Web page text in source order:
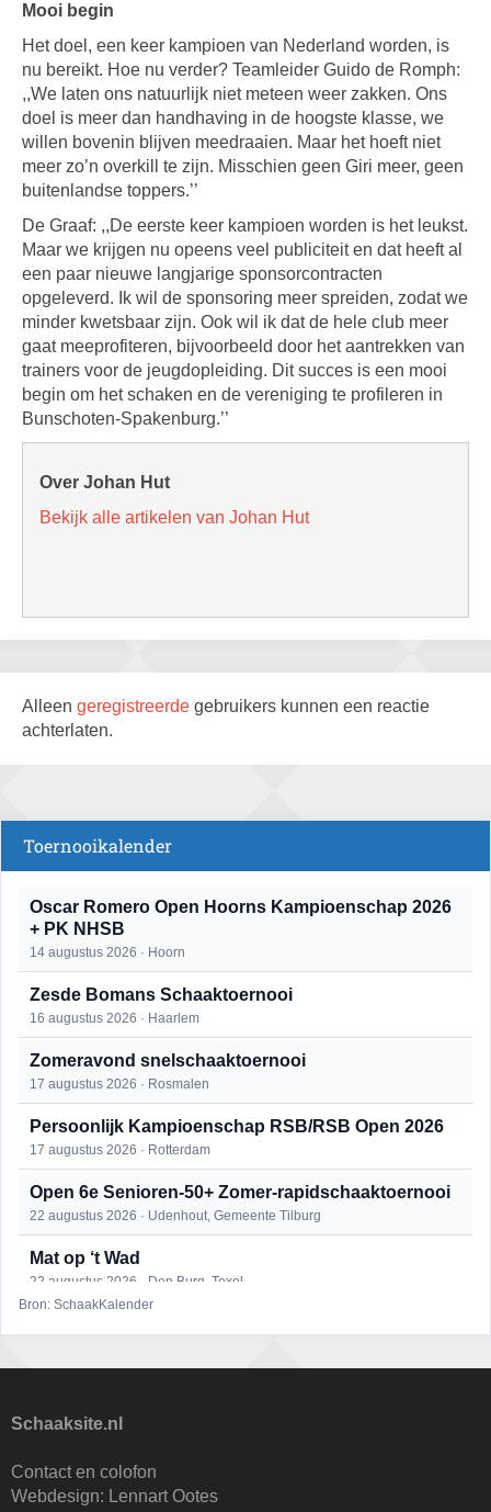
Mooi begin
Het doel, een keer kampioen van Nederland worden, is
nu bereikt. Hoe nu verder? Teamleider Guido de Romph:
,,We laten ons natuurlijk niet meteen weer zakken. Ons
doel is meer dan handhaving in de hoogste klasse, we
willen bovenin blijven meedraaien. Maar het hoeft niet
meer zo’n overkill te zijn. Misschien geen Giri meer, geen
buitenlandse toppers.’’
De Graaf: ,,De eerste keer kampioen worden is het leukst.
Maar we krijgen nu opeens veel publiciteit en dat heeft al
een paar nieuwe langjarige sponsorcontracten
opgeleverd. Ik wil de sponsoring meer spreiden, zodat we
minder kwetsbaar zijn. Ook wil ik dat de hele club meer
gaat meeprofiteren, bijvoorbeeld door het aantrekken van
trainers voor de jeugdopleiding. Dit succes is een mooi
begin om het schaken en de vereniging te profileren in
Bunschoten-Spakenburg.’’
Over Johan Hut
Bekijk alle artikelen van Johan Hut
Alleen geregistreerde gebruikers kunnen een reactie
achterlaten.
Toernooikalender
Oscar Romero Open Hoorns Kampioenschap 2026
+ PK NHSB
14 augustus 2026 · Hoorn
Zesde Bomans Schaaktoernooi
16 augustus 2026 · Haarlem
Zomeravond snelschaaktoernooi
17 augustus 2026 · Rosmalen
Persoonlijk Kampioenschap RSB/RSB Open 2026
17 augustus 2026 · Rotterdam
Open 6e Senioren-50+ Zomer-rapidschaaktoernooi
22 augustus 2026 · Udenhout, Gemeente Tilburg
Mat op ‘t Wad
22 augustus 2026 · Den Burg, Texel
23 augustus 2026 · Utrecht
25 augustus 2026 · Bunschoten-Spakenburg
Bron: SchaakKalender
Schaaksite.nl
Contact en colofon
Webdesign: Lennart Ootes